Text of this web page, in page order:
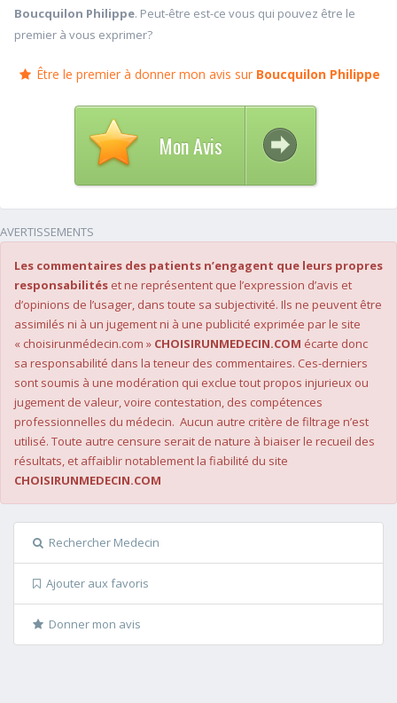
Boucquilon Philippe. Peut-être est-ce vous qui pouvez être le
premier à vous exprimer?
Être le premier à donner mon avis sur Boucquilon Philippe
Mon Avis
AVERTISSEMENTS
Les commentaires des patients n’engagent que leurs propres
responsabilités et ne représentent que l’expression d’avis et
d’opinions de l’usager, dans toute sa subjectivité. Ils ne peuvent être
assimilés ni à un jugement ni à une publicité exprimée par le site
« choisirunmédecin.com » CHOISIRUNMEDECIN.COM écarte donc
sa responsabilité dans la teneur des commentaires. Ces-derniers
sont soumis à une modération qui exclue tout propos injurieux ou
jugement de valeur, voire contestation, des compétences
professionnelles du médecin. Aucun autre critère de filtrage n’est
utilisé. Toute autre censure serait de nature à biaiser le recueil des
résultats, et affaiblir notablement la fiabilité du site
CHOISIRUNMEDECIN.COM
Rechercher Medecin
Ajouter aux favoris
Donner mon avis